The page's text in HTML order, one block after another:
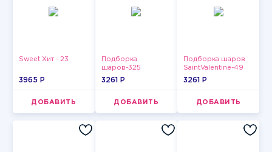
Sweet Хит - 23
3965 P
ДОБАВИТЬ
Подборка
шаров-325
3261 P
ДОБАВИТЬ
Подборка шаров
SaintValentine-49
3261 P
ДОБАВИТЬ